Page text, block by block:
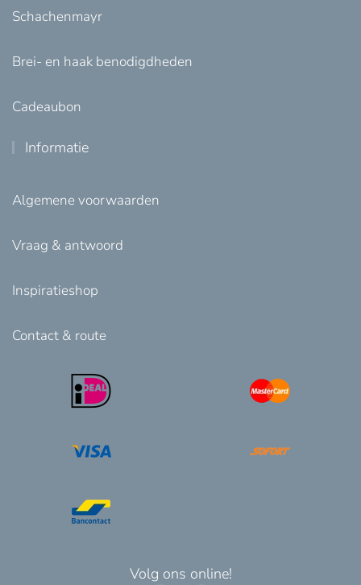
Schachenmayr
Brei- en haak benodigdheden
Cadeaubon
Informatie
Algemene voorwaarden
Vraag & antwoord
Inspiratieshop
Contact & route
Volg ons online!